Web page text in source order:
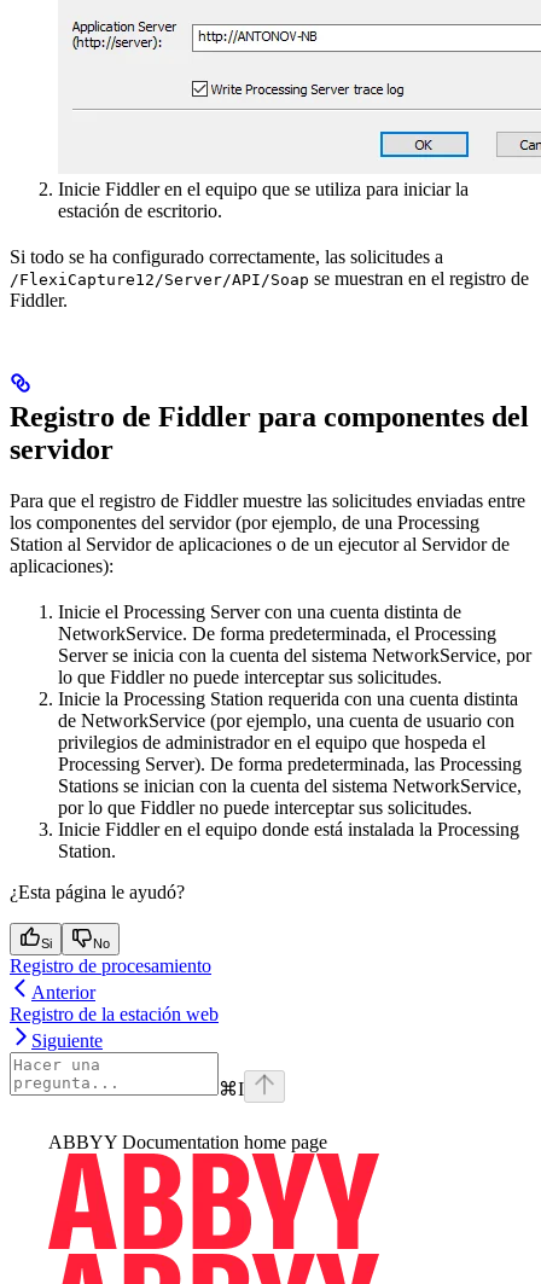
Inicie Fiddler en el equipo que se utiliza para iniciar la
estación de escritorio.
Si todo se ha configurado correctamente, las solicitudes a
/FlexiCapture12/Server/API/Soap se muestran en el registro de
Fiddler.
Registro de Fiddler para componentes del
servidor
Para que el registro de Fiddler muestre las solicitudes enviadas entre
los componentes del servidor (por ejemplo, de una Processing
Station al Servidor de aplicaciones o de un ejecutor al Servidor de
aplicaciones):
Inicie el Processing Server con una cuenta distinta de
NetworkService. De forma predeterminada, el Processing
Server se inicia con la cuenta del sistema NetworkService, por
lo que Fiddler no puede interceptar sus solicitudes.
Inicie la Processing Station requerida con una cuenta distinta
de NetworkService (por ejemplo, una cuenta de usuario con
privilegios de administrador en el equipo que hospeda el
Processing Server). De forma predeterminada, las Processing
Stations se inician con la cuenta del sistema NetworkService,
por lo que Fiddler no puede interceptar sus solicitudes.
Inicie Fiddler en el equipo donde está instalada la Processing
Station.
¿Esta página le ayudó?
Si No
Registro de procesamiento
Anterior
Registro de la estación web
Siguiente
⌘I
ABBYY Documentation home page